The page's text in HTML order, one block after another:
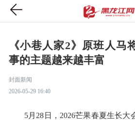
《小巷人家2》原班人马
事的主题越来越丰富
封面新闻
2026-05-29 16:40
5月28日，2026芒果春夏生长大